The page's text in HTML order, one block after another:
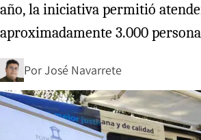
año, la iniciativa permitió
aproximadamente 3.000
PorJosé Navarrete